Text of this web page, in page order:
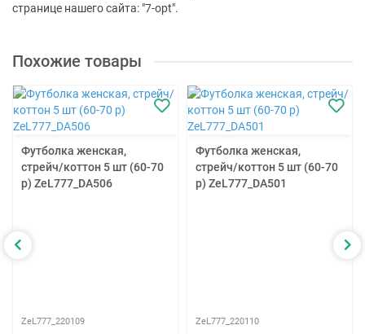
странице нашего сайта: "7-opt".
Похожие товары
Футболка женская,
стрейч/коттон 5 шт (60-70
р) ZeL777_DA506
ZeL777_220109
Футболка женская,
стрейч/коттон 5 шт (60-70
р) ZeL777_DA501
ZeL777_220110